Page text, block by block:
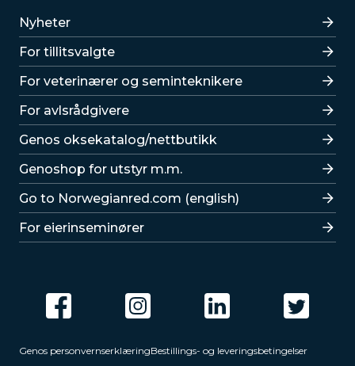
Lenker
Nyheter
For tillitsvalgte
For veterinærer og seminteknikere
For avlsrådgivere
Lenker
Genos oksekatalog/nettbutikk
Genoshop for utstyr m.m.
Go to Norwegianred.com (english)
For eierinseminører
Genos personvernserklæringBestillings- og leveringsbetingelser